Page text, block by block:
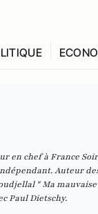
en chef à France
Auteur
"Ma
Paul Dietschy.